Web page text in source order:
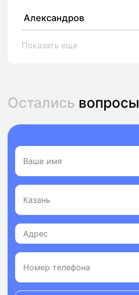
Александров
Показать еще
Остались вопросы